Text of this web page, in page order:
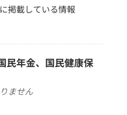
掲載している情報
民年金、国民健康保
ません